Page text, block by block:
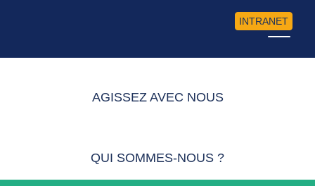
INTRANET
AGISSEZ AVEC NOUS
QUI SOMMES-NOUS ?